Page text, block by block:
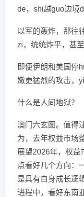
de，shi越guo边境
以军的轰炸，那往
zi，统统炸平，甚
即便伊朗和美国停
嫩更猛烈的攻击，
什么是人间地狱？
澳门六玄图。值得
为，去年权益市场
展望2026年，权益
点看好几个方向：
是具有自身成长逻
进程中，看好东南